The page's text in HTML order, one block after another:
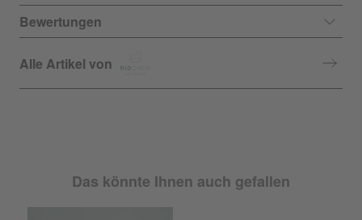
Bewertungen
Alle Artikel von
Das könnte Ihnen auch gefallen